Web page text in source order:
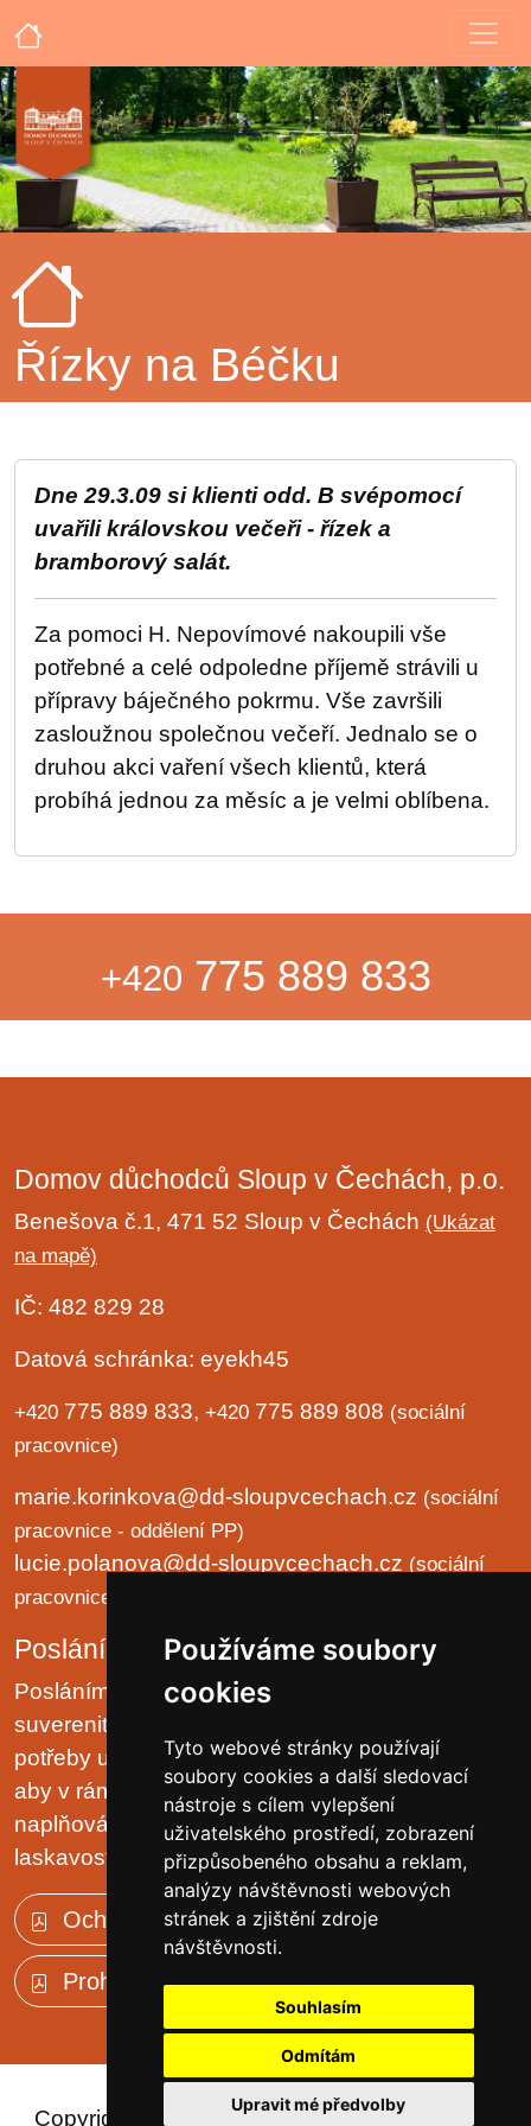
Používáme soubory
cookies
Tyto webové stránky používají
soubory cookies a další sledovací
nástroje s cílem vylepšení
uživatelského prostředí, zobrazení
přizpůsobeného obsahu a reklam,
analýzy návštěvnosti webových
stránek a zjištění zdroje
návštěvnosti.
Souhlasím
Odmítám
Upravit mé předvolby
Řízky na Béčku
Dne 29.3.09 si klienti odd. B svépomocí
uvařili královskou večeři - řízek a
bramborový salát.
Za pomoci H. Nepovímové nakoupili vše
potřebné a celé odpoledne příjemě strávili u
přípravy báječného pokrmu. Vše završili
zasloužnou společnou večeří. Jednalo se o
druhou akci vaření všech klientů, která
probíhá jednou za měsíc a je velmi oblíbena.
+420 775 889 833
Domov důchodců Sloup v Čechách, p.o.
Benešova č.1, 471 52 Sloup v Čechách (Ukázat
na mapě)
IČ: 482 829 28
Datová schránka: eyekh45
+420 775 889 833, +420 775 889 808 (sociální
pracovnice)
marie.korinkova@dd-sloupvcechach.cz (sociální
pracovnice - oddělení PP)
lucie.polanova@dd-sloupvcechach.cz (sociální
pracovnice - oddělení B a LP)
Poslání organizace
Posláním domova je chránit lidská práva a
suverenitu uživatelů. Zjišťovat a zajišťovat životní
potřeby uživatelů v prostředí malých komunit tak,
aby v rámci možností pobytového zařízení, jejich
naplňování plynulo přirozeně, v klidu, trpělivě a s
laskavostí vlastní rodinnému prostředí.
Ochrana osobních údajů (GDPR)
Prohlášení o přístupnosti
Copyright © 2023 - Domov důchodců Sloup v